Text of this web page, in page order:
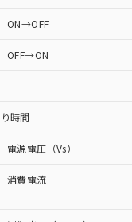
ON→OFF
OFF→ON
時間
電源電圧（Vs）
消費電流